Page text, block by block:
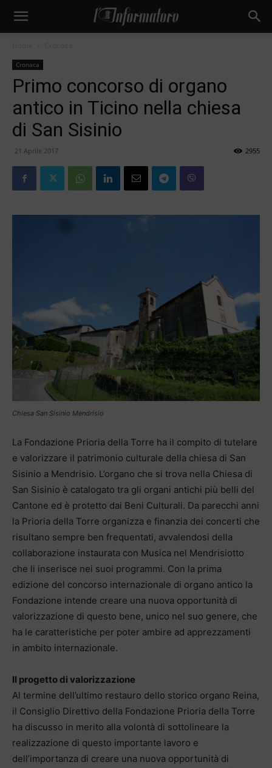
Cronaca
Primo concorso di organo
antico in Ticino nella chiesa
di San Sisinio
21 Aprile 2017 2955
Chiesa San Sisinio Mendrisio
La Fondazione Prioria della Torre ha il compito di tutelare
e valorizzare il patrimonio culturale della chiesa di San
Sisinio a Mendrisio. L’organo che si trova nella Chiesa di
San Sisinio è catalogato tra gli organi antichi più belli del
Cantone ed è protetto dai Beni Culturali. Da parecchi anni
la Prioria della Torre organizza e finanzia dei concerti che
risultano sempre ben frequentati, avvalendosi della
collaborazione instaurata con Musica nel Mendrisiotto
che li inserisce nei suoi programmi. Con la prima
edizione del concorso internazionale di organo antico la
Fondazione intende creare una nuova opportunità di
valorizzazione di questo bene, unico nel suo genere, che
ha le caratteristiche per poter ambire ad apprezzamenti
in ambito internazionale.
Il progetto di valorizzazione
Al termine dell’ultimo restauro dello storico organo Reina,
il Consiglio Direttivo della Fondazione Prioria della Torre
ha discusso in merito alla volontà di sottolineare la
realizzazione di questo importante lavoro e
dell’importanza di creare una nuova opportunità di